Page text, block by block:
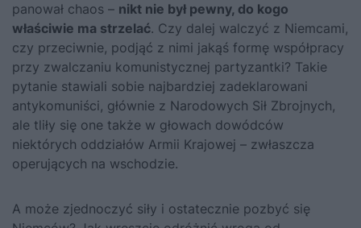
panował chaos – nikt nie był pewny, do kogo
właściwie ma strzelać. Czy dalej walczyć z Niemcami,
czy przeciwnie, podjąć z nimi jakąś formę współpracy
przy zwalczaniu komunistycznej partyzantki? Takie
pytanie stawiali sobie najbardziej zadeklarowani
antykomuniści, głównie z Narodowych Sił Zbrojnych,
ale tliły się one także w głowach dowódców
niektórych oddziałów Armii Krajowej – zwłaszcza
operujących na wschodzie.
A może zjednoczyć siły i ostatecznie pozbyć się